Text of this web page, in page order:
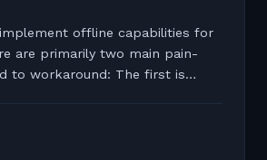
offline capabilities for
are primarily two main pain-
to workaround: The first is
looking...